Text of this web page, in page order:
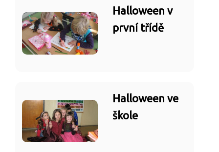
Halloween v
první třídě
Halloween ve
škole